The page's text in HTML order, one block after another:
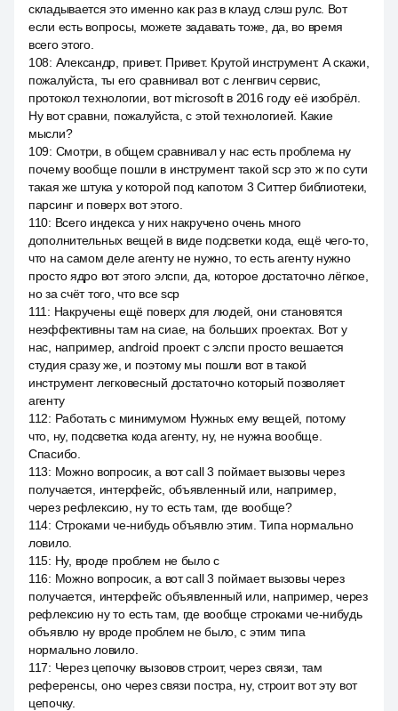
складывается это именно как раз в клауд слэш рулс. Вот
если есть вопросы, можете задавать тоже, да, во время
всего этого.
108: Александр, привет. Привет. Крутой инструмент. А скажи,
пожалуйста, ты его сравнивал вот с ленгвич сервис,
протокол технологии, вот microsoft в 2016 году её изобрёл.
Ну вот сравни, пожалуйста, с этой технологией. Какие
мысли?
109: Смотри, в общем сравнивал у нас есть проблема ну
почему вообще пошли в инструмент такой scp это ж по сути
такая же штука у которой под капотом 3 Ситтер библиотеки,
парсинг и поверх вот этого.
110: Всего индекса у них накручено очень много
дополнительных вещей в виде подсветки кода, ещё чего-то,
что на самом деле агенту не нужно, то есть агенту нужно
просто ядро вот этого элспи, да, которое достаточно лёгкое,
но за счёт того, что все scp
111 : Накручены ещё поверх для людей, они становятся
неэффективны там на сиае, на больших проектах. Вот у
нас, например, android проект с элспи просто вешается
студия сразу же, и поэтому мы пошли вот в такой
инструмент легковесный достаточно который позволяет
агенту
112: Работать с минимумом Нужных ему вещей, потому
что, ну, подсветка кода агенту, ну, не нужна вообще.
Спасибо.
113: Можно вопросик, а вот call 3 поймает вызовы через
получается, интерфейс, объявленный или, например,
через рефлексию, ну то есть там, где вообще?
114: Строками че-нибудь объявлю этим. Типа нормально
ловило.
115: Ну, вроде проблем не было с
116: Можно вопросик, а вот call 3 поймает вызовы через
получается, интерфейс объявленный или, например, через
рефлексию ну то есть там, где вообще строками че-нибудь
объявлю ну вроде проблем не было, с этим типа
нормально ловило.
117: Через цепочку вызовов строит, через связи, там
референсы, оно через связи постра, ну, строит вот эту вот
цепочку.